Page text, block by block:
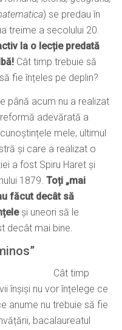
) se predau în
treime a secolului 20.
la o lecție predată
Cât timp trebuie să
fie înțeles pe deplin?
până acum nu a realizat
adevărată a
mele, ultimul
și care a realizat o
a fost Spiru Haret și
1879. Toți „mai
făcut decât să
și uneori să le
decât mai bine.
Cât timp
înșiși nu vor înțelege ce
anume nu trebuie să fie
bacalaureatul